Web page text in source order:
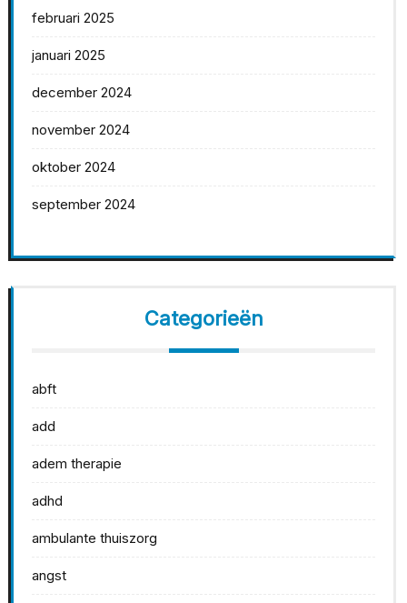
februari 2025
januari 2025
december 2024
november 2024
oktober 2024
september 2024
Categorieën
abft
add
adem therapie
adhd
ambulante thuiszorg
angst